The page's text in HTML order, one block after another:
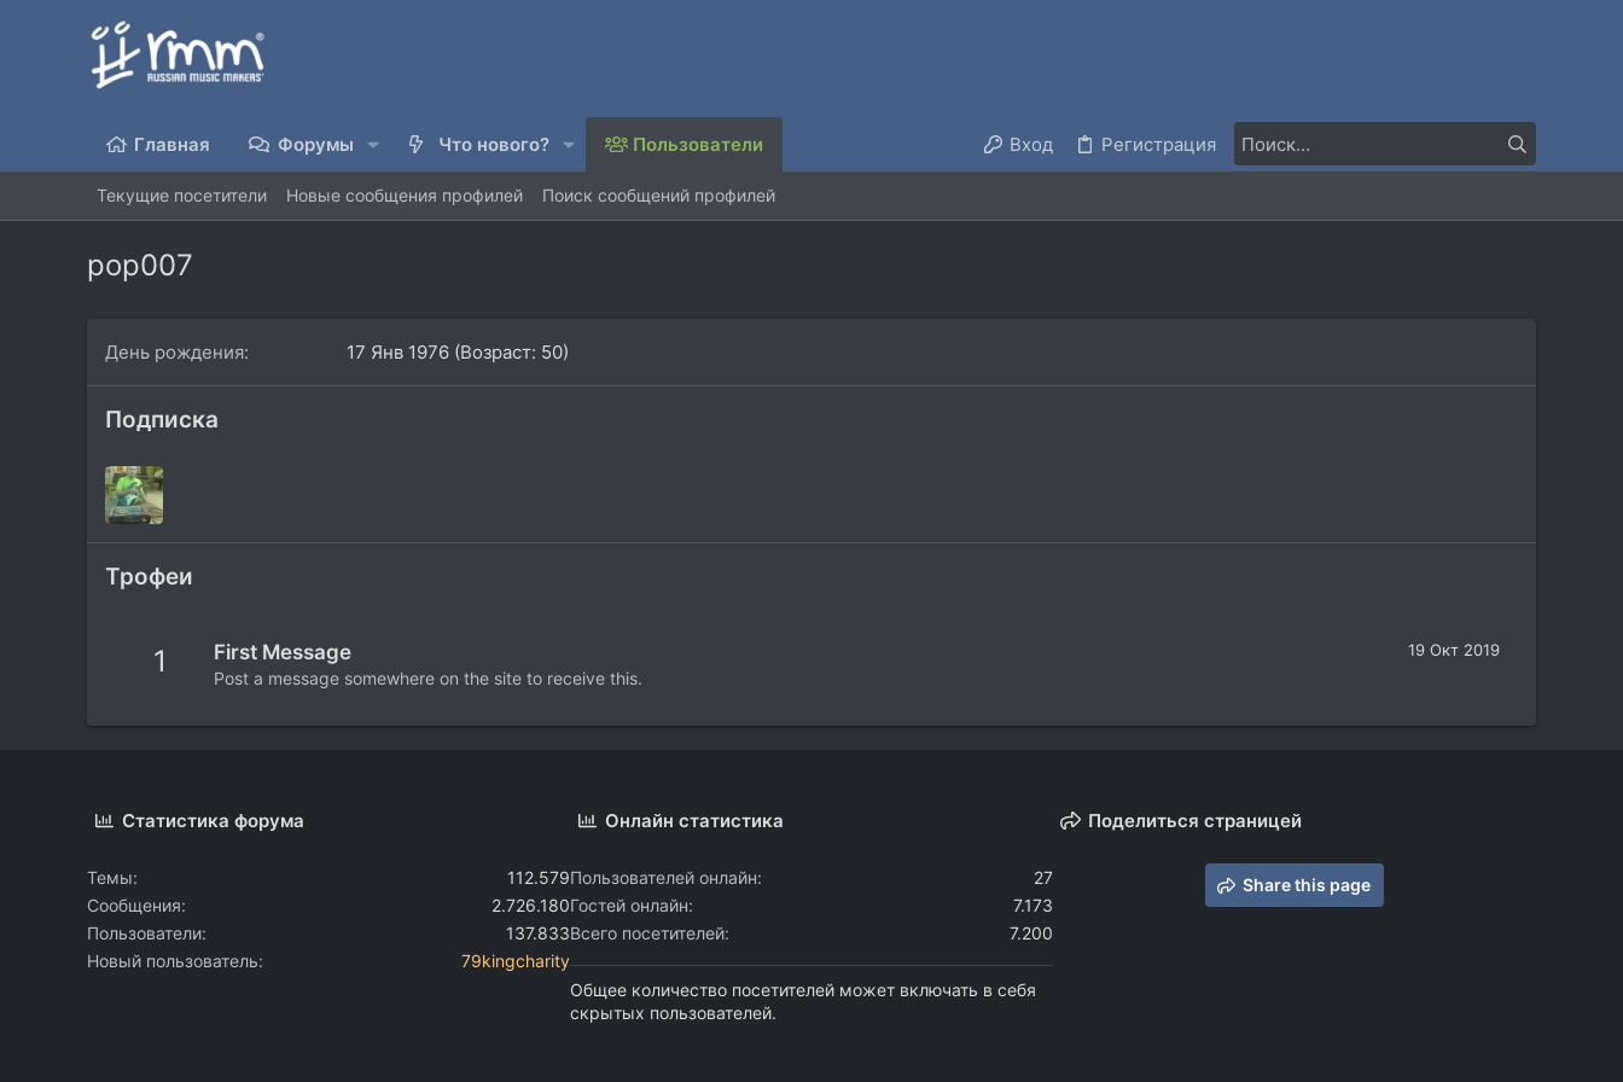
Главная Форумы Что нового? Пользователи Вход Регистрация
Текущие посетители Новые сообщения профилей Поиск сообщений профилей
pop007
День рождения 17 Янв 1976 (Возраст: 50)
Подписка
Трофеи
1 19 Окт 2019
First Message
Post a message somewhere on the site to receive this.
Статистика форума
Темы
112.579
Сообщения
2.726.180
Пользователи
137.833
Новый пользователь
79kingcharity
Онлайн статистика
Пользователей онлайн
27
Гостей онлайн
7.173
Всего посетителей
7.200
Общее количество посетителей может включать в себя
скрытых пользователей.
Поделиться страницей
Share this page